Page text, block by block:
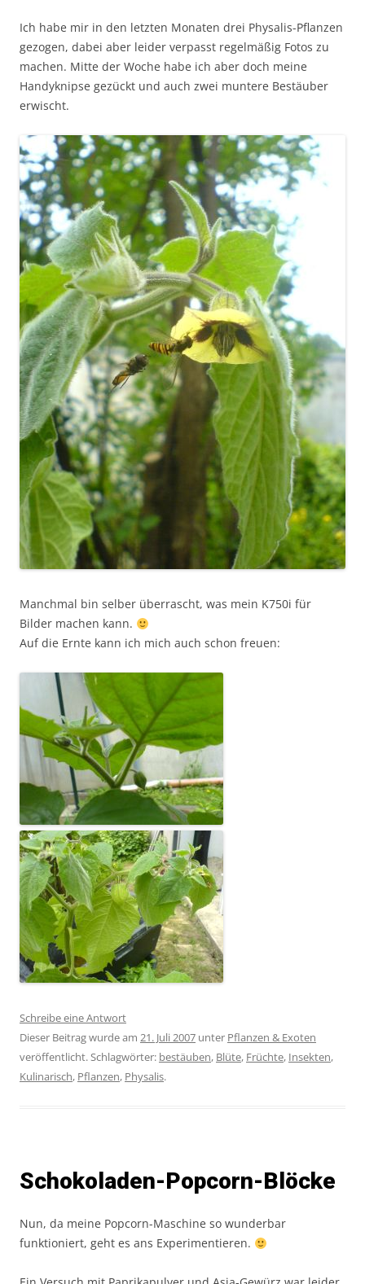
Ich habe mir in den letzten Monaten drei Physalis-Pflanzen
gezogen, dabei aber leider verpasst regelmäßig Fotos zu
machen. Mitte der Woche habe ich aber doch meine
Handyknipse gezückt und auch zwei muntere Bestäuber
erwischt.
Manchmal bin selber überrascht, was mein K750i für
Bilder machen kann.
Auf die Ernte kann ich mich auch schon freuen:
Schreibe eine Antwort
Dieser Beitrag wurde am 21. Juli 2007 unter Pflanzen & Exoten
veröffentlicht. Schlagwörter: bestäuben, Blüte, Früchte, Insekten,
Kulinarisch, Pflanzen, Physalis.
Schokoladen-Popcorn-Blöcke
Nun, da meine Popcorn-Maschine so wunderbar
funktioniert, geht es ans Experimentieren.